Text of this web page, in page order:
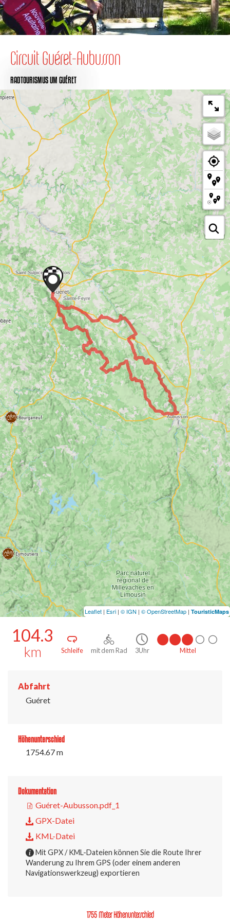
Circuit Guéret-Aubusson
RADTOURISMUSUM GUÉRET
104.3
km Schleife mit dem Rad 3Uhr Mittel
Abfahrt
Guéret
Höhenunterschied
1754.67 m
Dokumentation
Guéret-Aubusson.pdf_1
GPX-Datei
KML-Datei
Mit GPX / KML-Dateien können Sie die Route Ihrer
Wanderung zu Ihrem GPS (oder einem anderen
Navigationswerkzeug) exportieren
1755 Meter Höhenunterschied
Leaflet | Esri | © IGN | © OpenStreetMap | TouristicMaps